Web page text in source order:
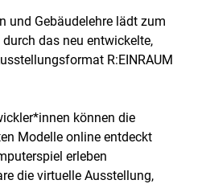
und Gebäudelehre lädt zum
das neu entwickelte,
R:EINRAUM
können die
Modelle online entdeckt
erleben
die virtuelle Ausstellung,